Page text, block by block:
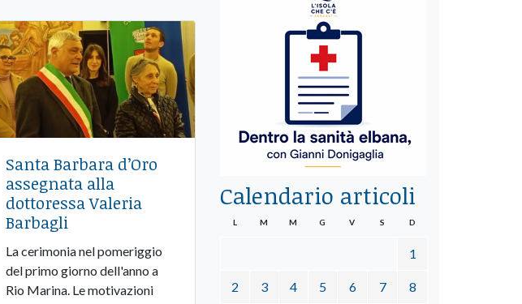
Santa Barbara d’Oro
assegnata alla
dottoressa Valeria
Barbagli
La cerimonia nel pomeriggio
del primo giorno dell'anno a
Rio Marina. Le motivazioni
Calendario articoli
L M M G V S D
1
2 3 4 5 6 7 8